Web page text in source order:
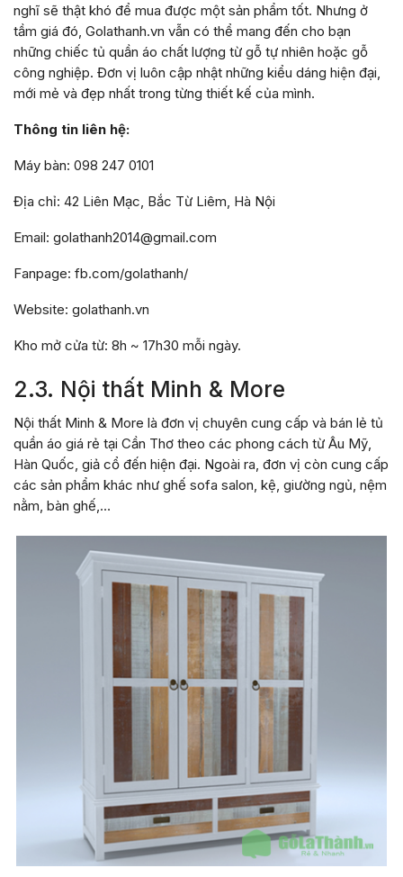
nghĩ sẽ thật khó để mua được một sản phẩm tốt. Nhưng ở
tầm giá đó, Golathanh.vn vẫn có thể mang đến cho bạn
những chiếc tủ quần áo chất lượng từ gỗ tự nhiên hoặc gỗ
công nghiệp. Đơn vị luôn cập nhật những kiểu dáng hiện đại,
mới mẻ và đẹp nhất trong từng thiết kế của mình.
Thông tin liên hệ:
Máy bàn: 098 247 0101
Địa chỉ: 42 Liên Mạc, Bắc Từ Liêm, Hà Nội
Email: golathanh2014@gmail.com
Fanpage: fb.com/golathanh/
Website: golathanh.vn
Kho mở cửa từ: 8h ~ 17h30 mỗi ngày.
2.3. Nội thất Minh & More
Nội thất Minh & More là đơn vị chuyên cung cấp và bán lẻ tủ
quần áo giá rẻ tại Cần Thơ theo các phong cách từ Âu Mỹ,
Hàn Quốc, giả cổ đến hiện đại. Ngoài ra, đơn vị còn cung cấp
các sản phẩm khác như ghế sofa salon, kệ, giường ngủ, nệm
nằm, bàn ghế,…